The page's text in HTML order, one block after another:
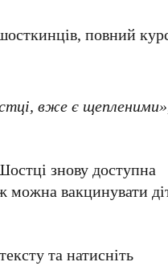
повний
вже є
знову доступна
можна вакцинувати
та натисніть